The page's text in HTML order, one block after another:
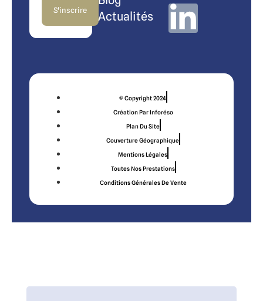
S'inscrire
Actualités
© Copyright 2024
Création Par Inforéso
Plan Du Site
Couverture Géographique
Mentions Légales
Toutes Nos Prestations
Conditions Générales De Vente